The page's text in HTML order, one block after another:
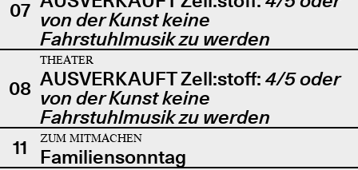
07 von der Kunst keine
Fahrstuhlmusik zu werden
08
THEATER
AUSVERKAUFT Zell:stoff: 4/5 oder
von der Kunst keine
Fahrstuhlmusik zu werden
11
ZUM MITMACHEN
Familiensonntag